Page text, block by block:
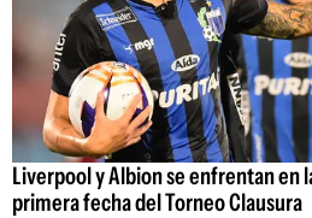
Liverpool y Albion se enfrentan en
primera fecha del Torneo Clausura